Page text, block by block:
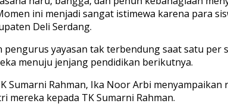
ini menjadi sangat istimewa karena para
Deli Serdang.
yayasan tak terbendung saat satu
menuju jenjang pendidikan berikutnya.
Sumarni Rahman, Ika Noor Arbi
mereka kepada TK Sumarni Rahman.